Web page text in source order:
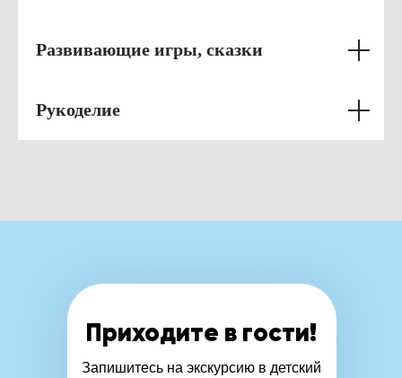
Развивающие игры, сказки
Рукоделие
Записаться
Приходите в гости!
Запишитесь на экскурсию в детский